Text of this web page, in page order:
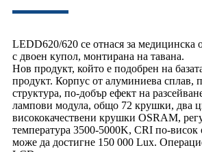
LEDD620/620 се отнася за медицинска
с двоен купол, монтирана на тавана.
Нов продукт, който е подобрен на
продукт. Корпус от алуминиева сплав,
структура, по-добър ефект на
лампови модула, общо 72 крушки, два
висококачествени крушки OSRAM,
температура 3500-5000K, CRI по-висок
може да достигне 150 000 Lux.